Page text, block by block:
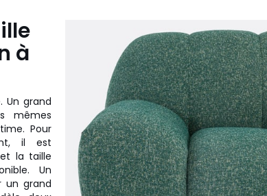
à
Un grand
mêmes
Pour
il est
la taille
Un
un grand